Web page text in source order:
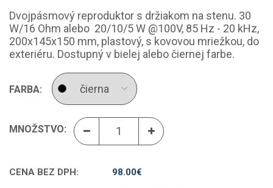
Dvojpásmový reproduktor s držiakom na stenu. 30
W/16 Ohm alebo 20/10/5 W @100V, 85 Hz - 20 kHz,
200x145x150 mm, plastový, s kovovou mriežkou, do
exteriéru. Dostupný v bielej alebo čiernej farbe.
FARBA:
MNOŽSTVO:
CENA BEZ DPH: 98.00€